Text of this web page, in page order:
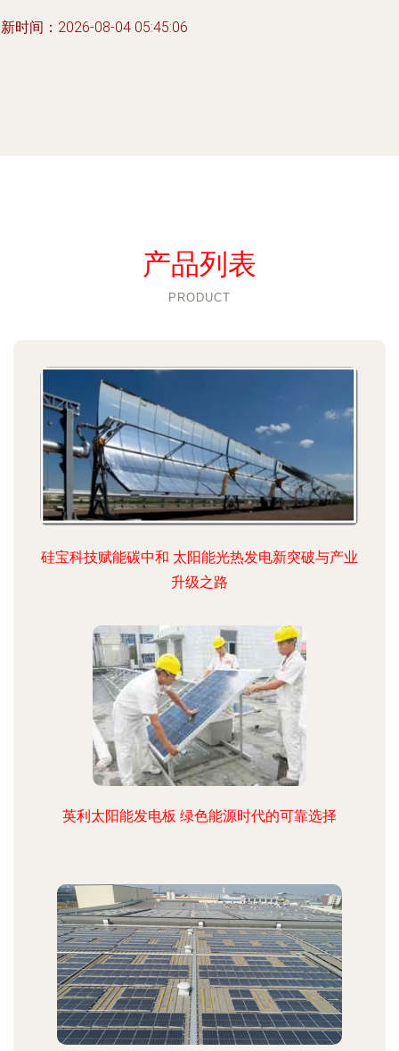
时间：2026-08-04 05:45:06
产品列表
PRODUCT
硅宝科技赋能碳中和 太阳能光热发电新突破与产业
升级之路
英利太阳能发电板 绿色能源时代的可靠选择